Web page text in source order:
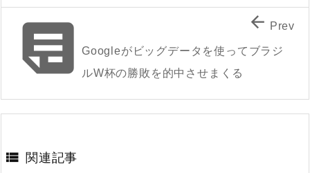
Googleがビッグデータを使ってブラジ
ルW杯の勝敗を的中させまくる
 Prev
 関連記事